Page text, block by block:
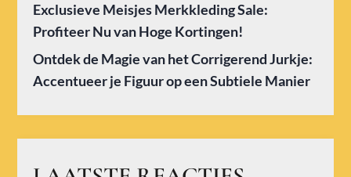
Exclusieve Meisjes Merkkleding Sale:
Profiteer Nu van Hoge Kortingen!
Ontdek de Magie van het Corrigerend Jurkje:
Accentueer je Figuur op een Subtiele Manier